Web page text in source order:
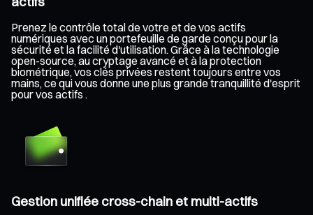
Prenez le contrôle total de votre et de vos actifs
numériques avec un portefeuille de garde conçu pour la
sécurité et la facilité d'utilisation. Grâce à la technologie
open-source, au cryptage avancé et à la protection
biométrique, vos clés privées restent toujours entre vos
mains, ce qui vous donne une plus grande tranquillité d'esprit
pour vos actifs .
Gestion unifiée cross-chain et multi-actifs